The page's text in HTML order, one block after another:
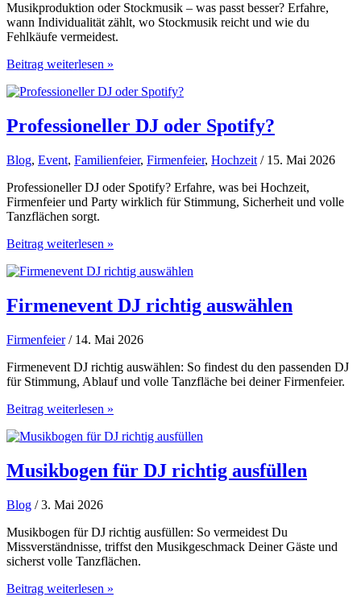
Musikproduktion oder Stockmusik – was passt besser? Erfahre,
wann Individualität zählt, wo Stockmusik reicht und wie du
Fehlkäufe vermeidest.
Musikproduktion
Stockmusik
was
passt?
Beitrag weiterlesen »
Professioneller DJ oder Spotify?
Blog, Event, Familienfeier, Firmenfeier, Hochzeit / 15. Mai 2026
Professioneller DJ oder Spotify? Erfahre, was bei Hochzeit,
Firmenfeier und Party wirklich für Stimmung, Sicherheit und volle
Tanzflächen sorgt.
Professioneller
oder
Beitrag weiterlesen »
Firmenevent DJ richtig auswählen
Firmenfeier/ 14. Mai 2026
Firmenevent DJ richtig auswählen: So findest du den passenden DJ
für Stimmung, Ablauf und volle Tanzfläche bei deiner Firmenfeier.
Firmenevent
richtig
Beitrag weiterlesen »
Musikbogen für DJ richtig ausfüllen
Blog / 3. Mai 2026
Musikbogen für DJ richtig ausfüllen: So vermeidest Du
Missverständnisse, triffst den Musikgeschmack Deiner Gäste und
sicherst volle Tanzflächen.
Musikbogen
Beitrag weiterlesen »